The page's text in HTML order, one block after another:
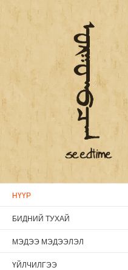
НҮҮР
БИДНИЙ ТУХАЙ
МЭДЭЭ МЭДЭЭЛЭЛ
ҮЙЛЧИЛГЭЭ